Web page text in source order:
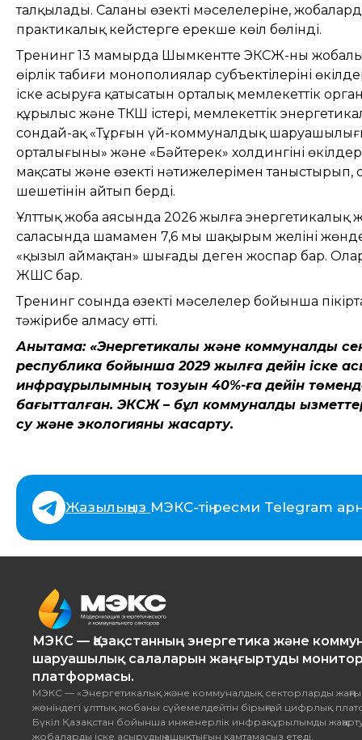
талқылады. Саланың өзекті мәселелеріне,
практикалық кейстерге ерекше көңіл бөлінді.
Тренинг 13 мамырда Шымкентте ЭКСЖ-ның жобалық
өңірлік табиғи монополиялар субъектілерінің
іске асыруға қатысатын орталық мемлекеттік
құрылыс және ТКШ істері, мемлекеттік
сондай-ақ «Тұрғын үй-коммуналдық
орталығының» және «Бәйтерек» холдингінің
мақсаты және өзекті нәтижелерімен
шешетінін айтып берді.
Ұлттық жоба аясында 2026 жылға
саласында шамамен 7,6 мың шақырым желіні
«қызыл аймақтан» шығады деген жоспар бар.
ЖШС бар.
Тренинг соңында өзекті мәселелер бойынша
тәжірибе алмасу өтті.
Анықтама: «Энергетикалық және коммуналдық
республика бойынша 2029 жылға дейін іске
инфрақұрылымның тозуын 40%-ға дейін
бағытталған. ЭКСЖ – бұл коммуналдық
су және экологияны жақсарту.
Жазылыңыз МЭКС-тің ресми Telegram
МЭКС — Қазақстанның энергетика және
шаруашылық салаларын жаңғыртуды
платформасы.
МЭКС — «Энергетикалық және коммуналдық секторларды
жөніндегі ұлттық жобаны сүйемелдейтін бірыңғай цифрлық
Бүкіл Қазақстан бойынша инженерлік инфрақұрылымды жаңарту
жобаларды іске асырудың ашықтығын қамтамасыз етеді.